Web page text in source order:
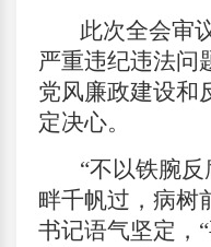
此次全会审
严重违纪违法问
党风廉政建设和
定决心。
“不以铁腕
畔千帆过，病树
书记语气坚定，